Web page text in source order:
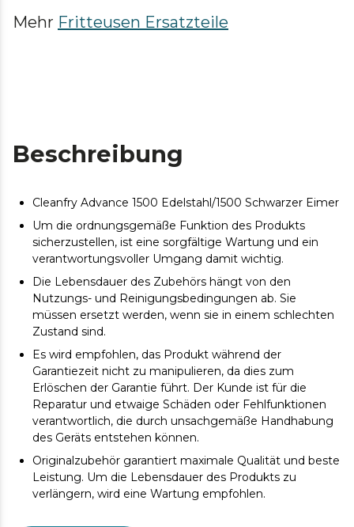
Mehr Fritteusen Ersatzteile
Beschreibung
Cleanfry Advance 1500 Edelstahl/1500 Schwarzer Eimer
Um die ordnungsgemäße Funktion des Produkts
sicherzustellen, ist eine sorgfältige Wartung und ein
verantwortungsvoller Umgang damit wichtig.
Die Lebensdauer des Zubehörs hängt von den
Nutzungs- und Reinigungsbedingungen ab. Sie
müssen ersetzt werden, wenn sie in einem schlechten
Zustand sind.
Es wird empfohlen, das Produkt während der
Garantiezeit nicht zu manipulieren, da dies zum
Erlöschen der Garantie führt. Der Kunde ist für die
Reparatur und etwaige Schäden oder Fehlfunktionen
verantwortlich, die durch unsachgemäße Handhabung
des Geräts entstehen können.
Originalzubehör garantiert maximale Qualität und beste
Leistung. Um die Lebensdauer des Produkts zu
verlängern, wird eine Wartung empfohlen.